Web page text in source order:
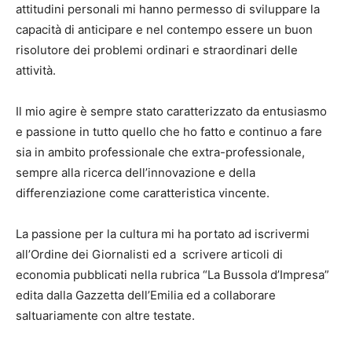
attitudini personali mi hanno permesso di sviluppare la
capacità di anticipare e nel contempo essere un buon
risolutore dei problemi ordinari e straordinari delle
attività.
Il mio agire è sempre stato caratterizzato da entusiasmo
e passione in tutto quello che ho fatto e continuo a fare
sia in ambito professionale che extra-professionale,
sempre alla ricerca dell’innovazione e della
differenziazione come caratteristica vincente.
La passione per la cultura mi ha portato ad iscrivermi
all’Ordine dei Giornalisti ed a scrivere articoli di
economia pubblicati nella rubrica “La Bussola d’Impresa”
edita dalla Gazzetta dell’Emilia ed a collaborare
saltuariamente con altre testate.